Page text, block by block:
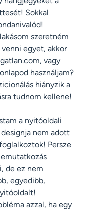
Sokkal
szeretném
egyet, akkor
vagy
használjam?
hiányzik a
tudnom kellene!
a nyitóoldali
designja nem adott
Persze
de ez nem
egyedibb,
azzal, ha egy